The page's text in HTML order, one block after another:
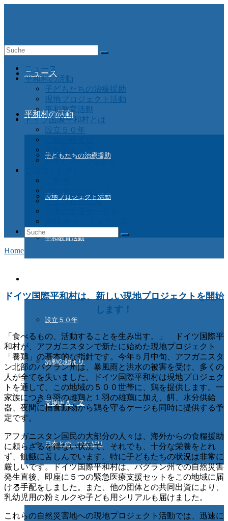
ニュース
平和村の活動
子どもたちの治療援助
現地プロジェクト活動
平和教育活動
設立５０年
活動の始まり
支援国Ａ－Ｚ
日本との つながり
ご協力ください
Suche
ニュース
平和村の活動
子どもたちの治療援助
現地プロジェクト活動
平和教育活動
ドイツ国際平和村とは
設立５０年
支援国Ａ－Ｚ
日本との つながり
インターンシップ
ドイツ在住の方
Suche
nach:
Home
ドイツ国際平和村は、新しい現地プロジェクトを開始
します！
「食べるもの、活動することを生み出す。」 ドイツ国際平
和村が、アフガニスタンで新たに始めた現地プロジェクト
「養鶏」の基本的な指針です。今年５月中旬、アフガニスタ
ン北部のバグラン州は、暴風雨と洪水の被害を受け、多くの
人が全てを失いました。ドイツ国際平和村は現地プロジェク
トを通して、この地域の５００世帯に、鶏を提供します。一
家族につき９羽の雌鶏と１羽の雄鶏に加え、餌、水分供給
器、夜間に捕食動物から鶏を守るケージも同時に提供する予
定です。
アフガニスタン国民の大部分の人々は、海外からの食糧援助
に頼らざるを得ない状況で、それでも、十分な栄養をとれ
ず、飢餓に苦しんでいます。特に子どもたちの状況は非常に
厳しいです。ドイツ国際平和村は、バグラン州での自然災害
発生直後、即座に５つの緊急医療支援セットをこの地域に届
ける手配をしました。また、他の団体との共同出資により、
乳幼児用の粉ミルクや子ども用シリアルも届けました。
これらの自然災害地への現地プロジェクト活動では、迅速に